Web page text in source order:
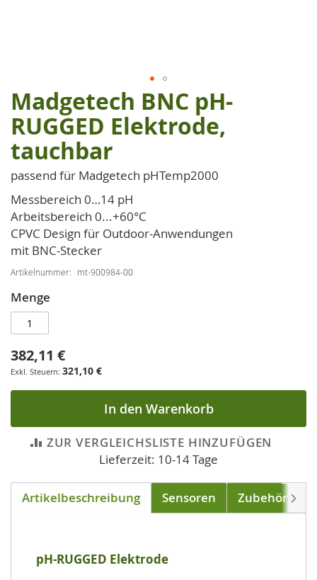
Zum
Anfang
der
Bildgalerie
springen
Madgetech BNC pH-
RUGGED Elektrode,
tauchbar
passend für Madgetech pHTemp2000
Messbereich 0…14 pH
Arbeitsbereich 0...+60°C
CPVC Design für Outdoor-Anwendungen
mit BNC-Stecker
Artikelnummer mt-900984-00
Menge
382,11 €
321,10 €
In den Warenkorb
ZUR VERGLEICHSLISTE HINZUFÜGEN
Lieferzeit: 10-14 Tage
Artikelbeschreibung Sensoren Zubehör
pH-RUGGED Elektrode